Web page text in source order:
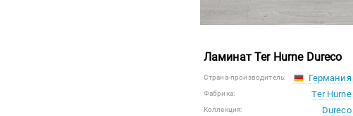
Ламинат Ter Hurne Dureco
Страна-производитель: Германия
Фабрика: Ter Hurne
Коллекция: Dureco